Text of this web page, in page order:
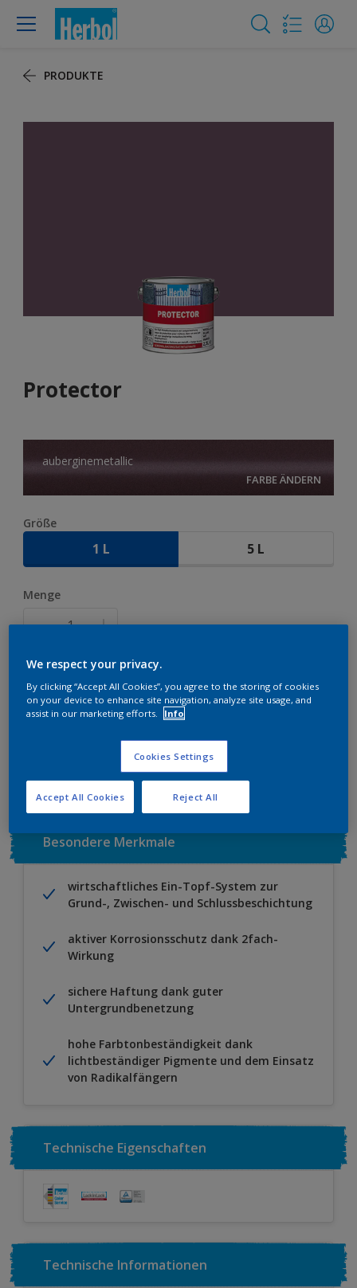
PRODUKTE
Protector
auberginemetallic
FARBE ÄNDERN
Größe
1 L 5 L
Menge
ZUR EINKAUFSLISTE HINZUFÜGEN
Zu Projekt hinzufügen EINEN HÄNDLER FINDEN
Besondere Merkmale
wirtschaftliches Ein-Topf-System zur
Grund-, Zwischen- und Schlussbeschichtung
aktiver Korrosionsschutz dank 2fach-
Wirkung
sichere Haftung dank guter
Untergrundbenetzung
hohe Farbtonbeständigkeit dank
lichtbeständiger Pigmente und dem Einsatz
von Radikalfängern
Technische Eigenschaften
Technische Informationen
We respect your privacy.
By clicking “Accept All Cookies”, you agree to the storing of cookies
on your device to enhance site navigation, analyze site usage, and
assist in our marketing efforts.
Info
Cookies Settings
Reject All
Accept All Cookies